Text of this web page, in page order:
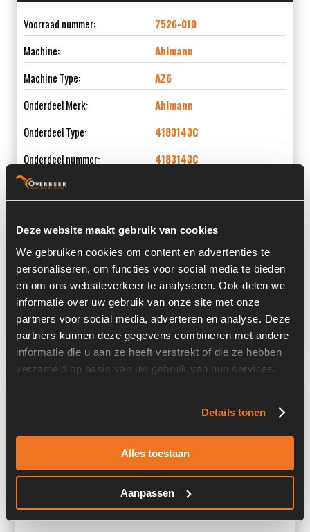
Deze website maakt gebruik van cookies
We gebruiken cookies om content en advertenties te
personaliseren, om functies voor social media te bieden
en om ons websiteverkeer te analyseren. Ook delen we
informatie over uw gebruik van onze site met onze
partners voor social media, adverteren en analyse. Deze
partners kunnen deze gegevens combineren met andere
informatie die u aan ze heeft verstrekt of die ze hebben
verzameld op basis van uw gebruik van hun services.
Details tonen
Alles toestaan
Aanpassen
Voorraad nummer:
7526-010
Machine:
Ahlmann
Machine Type:
AZ6
Onderdeel Merk:
Ahlmann
Onderdeel Type:
4183143C
Onderdeel nummer:
4183143C
Informatie
Locatie:
15A12
Past op de volgende machines:
Ahlmann AZ 6
Land:
Nederland
S/N: -
Ma